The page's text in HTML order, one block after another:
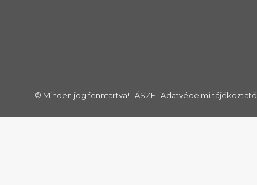
© Minden jog fenntartva! | ÁSZF | Adatvédelmi tájékoztató